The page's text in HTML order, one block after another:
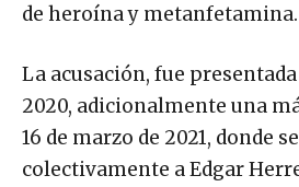
de heroína y metanfetamina.
La acusación, fue
2020, adicionalmente una
16 de marzo de 2021, donde
colectivamente a Edgar